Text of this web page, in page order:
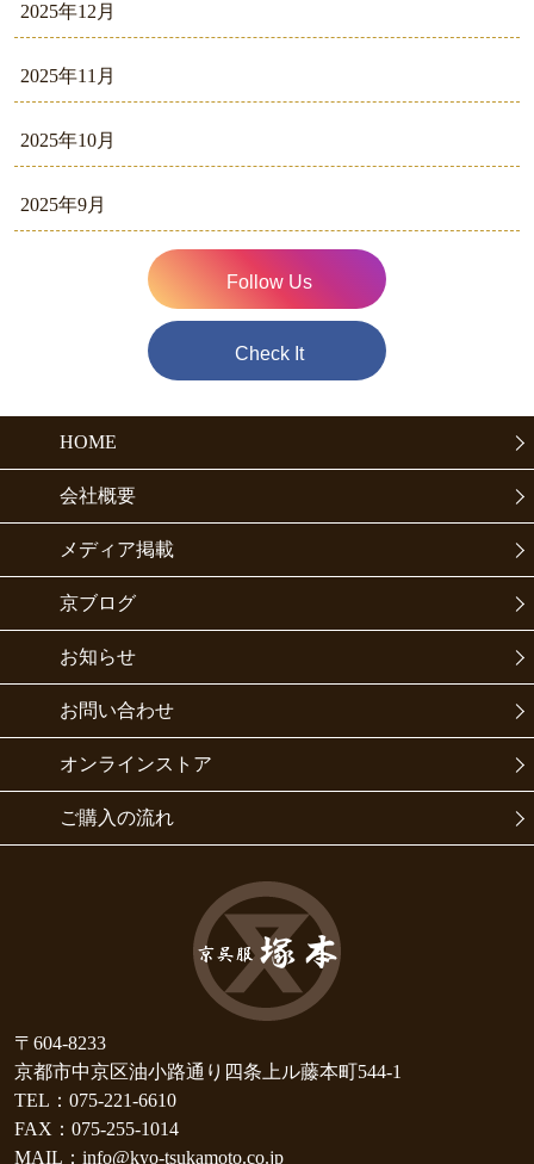
2025年12月
2025年11月
2025年10月
2025年9月
Follow Us
Check It
HOME
会社概要
メディア掲載
京ブログ
お知らせ
お問い合わせ
オンラインストア
ご購入の流れ
〒604-8233
京都市中京区油小路通り四条上ル藤本町544-1
TEL：075-221-6610
FAX：075-255-1014
MAIL：info@kyo-tsukamoto.co.jp